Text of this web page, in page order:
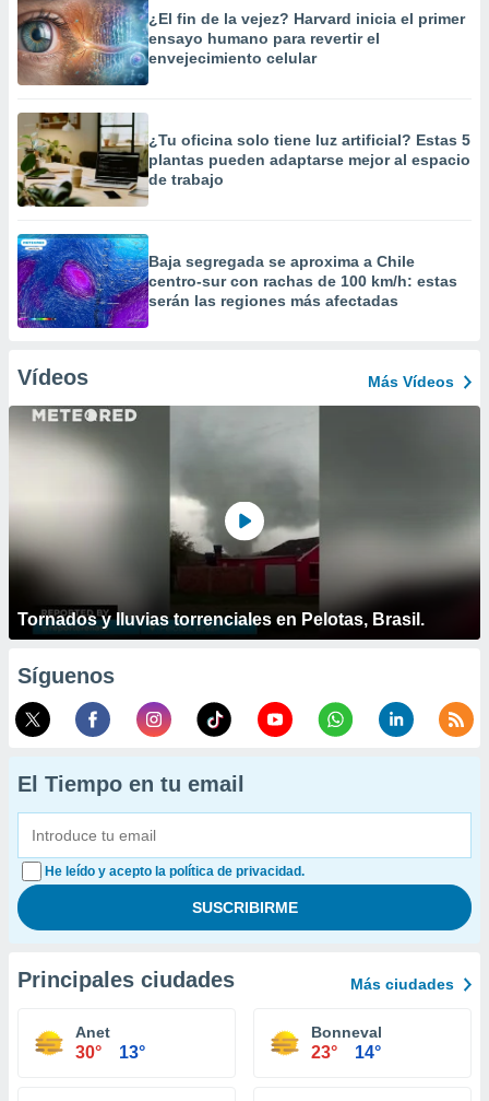
¿El fin de la vejez? Harvard inicia el primer
ensayo humano para revertir el
envejecimiento celular
¿Tu oficina solo tiene luz artificial? Estas 5
plantas pueden adaptarse mejor al espacio
de trabajo
Baja segregada se aproxima a Chile
centro-sur con rachas de 100 km/h: estas
serán las regiones más afectadas
Vídeos Más Vídeos
Tornados y lluvias torrenciales en Pelotas, Brasil.
Síguenos
El Tiempo en tu email
He leído y acepto la política de privacidad.
Principales ciudades Más ciudades
Anet
30° 13°
Bonneval
23° 14°